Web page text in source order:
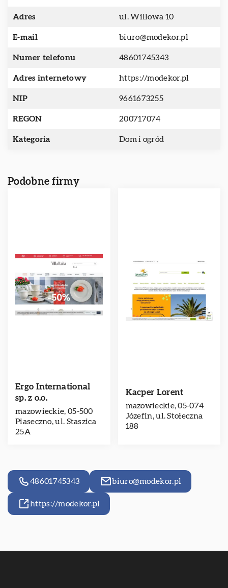
Adres ul. Willowa 10
E-mail biuro@modekor.pl
Numer telefonu 48601745343
Adres internetowy https://modekor.pl
NIP 9661673255
REGON 200717074
Kategoria Dom i ogród
Podobne firmy
Ergo International
sp. z o.o.
mazowieckie, 05-500
Piaseczno, ul. Staszica
25A
Kacper Lorent
mazowieckie, 05-074
Józefin, ul. Stołeczna
188
48601745343 biuro@modekor.pl
https://modekor.pl